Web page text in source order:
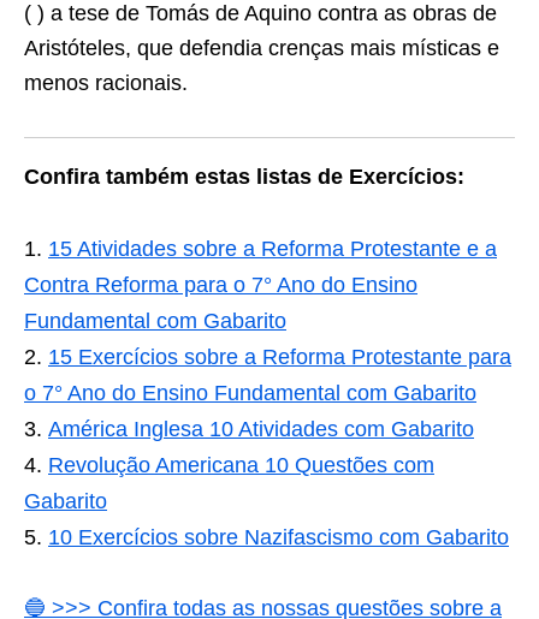
( ) a tese de Tomás de Aquino contra as obras de
Aristóteles, que defendia crenças mais místicas e
menos racionais.
Confira também estas listas de Exercícios:
15 Atividades sobre a Reforma Protestante e a
Contra Reforma para o 7° Ano do Ensino
Fundamental com Gabarito
15 Exercícios sobre a Reforma Protestante para
o 7° Ano do Ensino Fundamental com Gabarito
América Inglesa 10 Atividades com Gabarito
Revolução Americana 10 Questões com
Gabarito
10 Exercícios sobre Nazifascismo com Gabarito
🔵 >>> Confira todas as nossas questões sobre a